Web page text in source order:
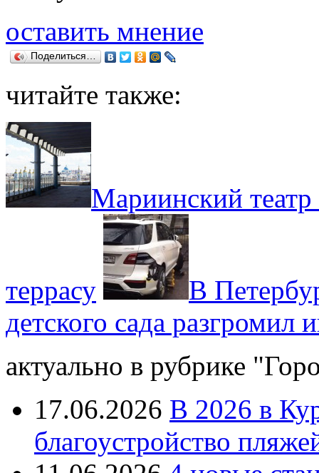
оставить мнение
Поделиться…
читайте также:
Мариинский
террасу
В
детского сада
актуально в рубрике
17.06.2026 В 2026 в
благоустройство